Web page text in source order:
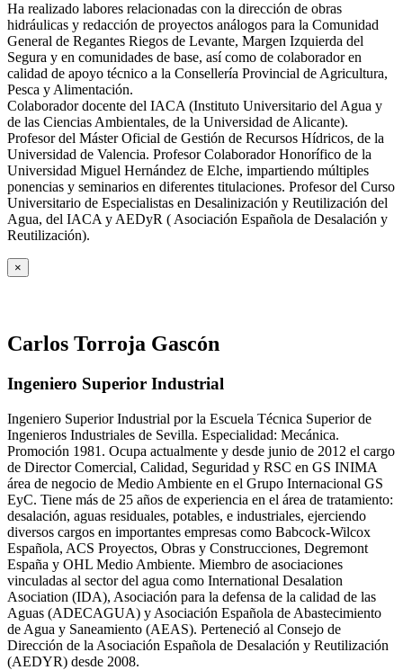
Ha realizado labores relacionadas con la dirección de obras
hidráulicas y redacción de proyectos análogos para la Comunidad
General de Regantes Riegos de Levante, Margen Izquierda del
Segura y en comunidades de base, así como de colaborador en
calidad de apoyo técnico a la Consellería Provincial de Agricultura,
Pesca y Alimentación.
Colaborador docente del IACA (Instituto Universitario del Agua y
de las Ciencias Ambientales, de la Universidad de Alicante).
Profesor del Máster Oficial de Gestión de Recursos Hídricos, de la
Universidad de Valencia. Profesor Colaborador Honorífico de la
Universidad Miguel Hernández de Elche, impartiendo múltiples
ponencias y seminarios en diferentes titulaciones. Profesor del Curso
Universitario de Especialistas en Desalinización y Reutilización del
Agua, del IACA y AEDyR ( Asociación Española de Desalación y
Reutilización).
×
Carlos Torroja Gascón
Ingeniero Superior Industrial
Ingeniero Superior Industrial por la Escuela Técnica Superior de
Ingenieros Industriales de Sevilla. Especialidad: Mecánica.
Promoción 1981. Ocupa actualmente y desde junio de 2012 el cargo
de Director Comercial, Calidad, Seguridad y RSC en GS INIMA
área de negocio de Medio Ambiente en el Grupo Internacional GS
EyC. Tiene más de 25 años de experiencia en el área de tratamiento:
desalación, aguas residuales, potables, e industriales, ejerciendo
diversos cargos en importantes empresas como Babcock-Wilcox
Española, ACS Proyectos, Obras y Construcciones, Degremont
España y OHL Medio Ambiente. Miembro de asociaciones
vinculadas al sector del agua como International Desalation
Asociation (IDA), Asociación para la defensa de la calidad de las
Aguas (ADECAGUA) y Asociación Española de Abastecimiento
de Agua y Saneamiento (AEAS). Perteneció al Consejo de
Dirección de la Asociación Española de Desalación y Reutilización
(AEDYR) desde 2008.